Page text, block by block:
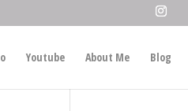
Youtube About Me Blog